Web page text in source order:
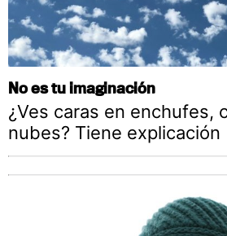
No es tu imaginación
¿Ves caras en enchufes,
nubes? Tiene explicación